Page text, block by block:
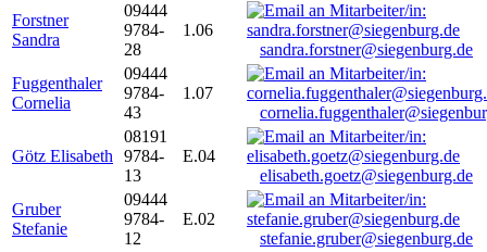
Forstner
Sandra
09444
9784-
28
1.06
sandra.forstner@siegenburg.de
Fuggenthaler
Cornelia
09444
9784-
43
1.07
Götz Elisabeth
08191
9784-
13
E.04
elisabeth.goetz@siegenburg.de
Gruber
Stefanie
09444
9784-
12
E.02
stefanie.gruber@siegenburg.de